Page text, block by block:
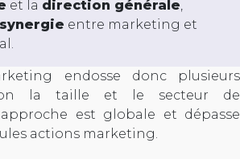
et la direction générale,
synergie entre marketing et
endosse donc plusieurs
la taille et le secteur de
approche est globale et dépasse
actions marketing.